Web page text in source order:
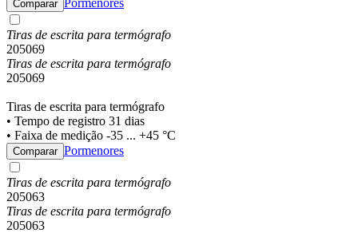
Comparar
Tiras de escrita para termógrafo
205069
Tiras de escrita para termógrafo
205069
Tiras de escrita para termógrafo
• Tempo de registro 31 dias
• Faixa de medição -35 ... +45 °C
Comparar Pormenores
Tiras de escrita para termógrafo
205063
Tiras de escrita para termógrafo
205063